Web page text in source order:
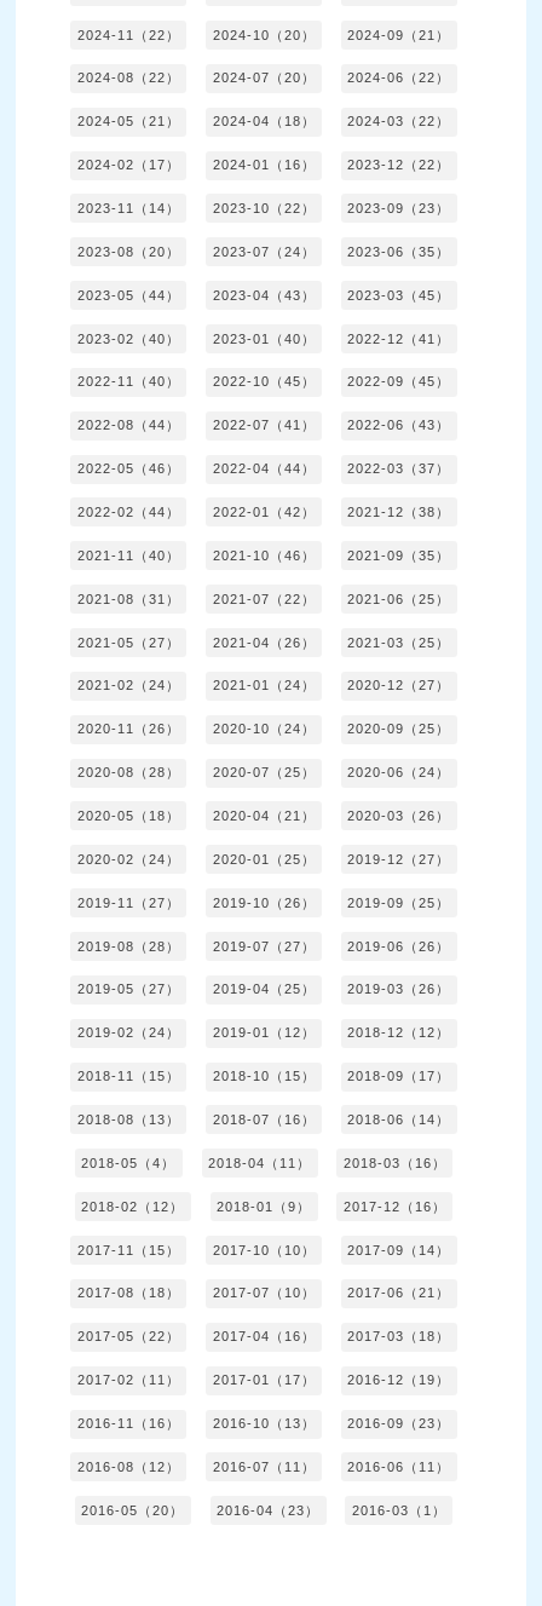
2024-11（22） 2024-10（20） 2024-09（21）
2024-08（22） 2024-07（20） 2024-06（22）
2024-05（21） 2024-04（18） 2024-03（22）
2024-02（17） 2024-01（16） 2023-12（22）
2023-11（14） 2023-10（22） 2023-09（23）
2023-08（20） 2023-07（24） 2023-06（35）
2023-05（44） 2023-04（43） 2023-03（45）
2023-02（40） 2023-01（40） 2022-12（41）
2022-11（40） 2022-10（45） 2022-09（45）
2022-08（44） 2022-07（41） 2022-06（43）
2022-05（46） 2022-04（44） 2022-03（37）
2022-02（44） 2022-01（42） 2021-12（38）
2021-11（40） 2021-10（46） 2021-09（35）
2021-08（31） 2021-07（22） 2021-06（25）
2021-05（27） 2021-04（26） 2021-03（25）
2021-02（24） 2021-01（24） 2020-12（27）
2020-11（26） 2020-10（24） 2020-09（25）
2020-08（28） 2020-07（25） 2020-06（24）
2020-05（18） 2020-04（21） 2020-03（26）
2020-02（24） 2020-01（25） 2019-12（27）
2019-11（27） 2019-10（26） 2019-09（25）
2019-08（28） 2019-07（27） 2019-06（26）
2019-05（27） 2019-04（25） 2019-03（26）
2019-02（24） 2019-01（12） 2018-12（12）
2018-11（15） 2018-10（15） 2018-09（17）
2018-08（13） 2018-07（16） 2018-06（14）
2018-05（4） 2018-04（11） 2018-03（16）
2018-02（12） 2018-01（9） 2017-12（16）
2017-11（15） 2017-10（10） 2017-09（14）
2017-08（18） 2017-07（10） 2017-06（21）
2017-05（22） 2017-04（16） 2017-03（18）
2017-02（11） 2017-01（17） 2016-12（19）
2016-11（16） 2016-10（13） 2016-09（23）
2016-08（12） 2016-07（11） 2016-06（11）
2016-05（20） 2016-04（23） 2016-03（1）